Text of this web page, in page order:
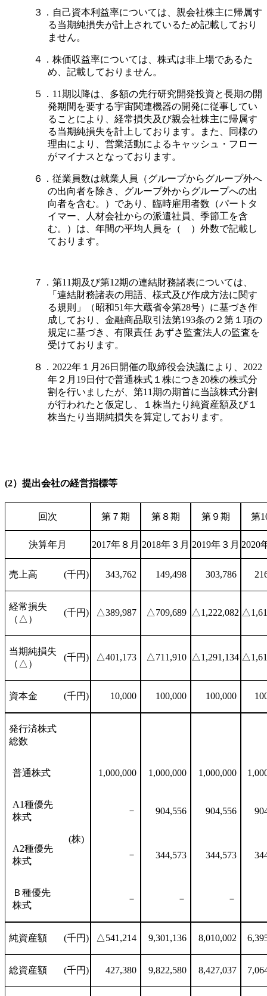
３．自己資本利益率については、親会社株主に帰属す
る当期純損失が計上されているため記載しており
ません。
４．株価収益率については、株式は非上場であるた
め、記載しておりません。
５．11期以降は、多額の先行研究開発投資と長期の開
発期間を要する宇宙関連機器の開発に従事してい
ることにより、経常損失及び親会社株主に帰属す
る当期純損失を計上しております。また、同様の
理由により、営業活動によるキャッシュ・フロー
がマイナスとなっております。
６．従業員数は就業人員（グループからグループ外へ
の出向者を除き、グループ外からグループへの出
向者を含む。）であり、臨時雇用者数（パートタ
イマー、人材会社からの派遣社員、季節工を含
む。）は、年間の平均人員を（ ）外数で記載し
ております。
７．第11期及び第12期の連結財務諸表については、
「連結財務諸表の用語、様式及び作成方法に関す
る規則」（昭和51年大蔵省令第28号）に基づき作
成しており、金融商品取引法第193条の２第１項の
規定に基づき、有限責任 あずさ監査法人の監査を
受けております。
８．2022年１月26日開催の取締役会決議により、2022
年２月19日付で普通株式１株につき20株の株式分
割を行いましたが、第11期の期首に当該株式分割
が行われたと仮定し、１株当たり純資産額及び１
株当たり当期純損失を算定しております。
(2）提出会社の経営指標等
回次 第７期 第８期 第９期 第
決算年月 2017年８月 2018年３月 2019年３月 2020
売上高 (千円) 343,762 149,498 303,786
経常損失
（△）
(千円) △389,987 △709,689 △1,222,082
当期純損失
（△）
(千円) △401,173 △711,910 △1,291,134
資本金 (千円) 10,000 100,000 100,000
発行済株式
総数
普通株式
(株)
1,000,000 1,000,000 1,000,000
A1種優先
株式
－ 904,556 904,556
A2種優先
株式
－ 344,573 344,573
Ｂ種優先
株式
－ － －
純資産額 (千円) △541,214 9,301,136 8,010,002
総資産額 (千円) 427,380 9,822,580 8,427,037